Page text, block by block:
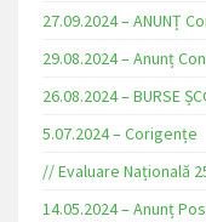
27.09.2024 – ANUNȚ
29.08.2024 – Anunț
26.08.2024 – BURSE
5.07.2024 – Corigențe
// Evaluare Națională
14.05.2024 – Anunț